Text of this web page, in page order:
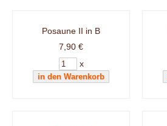
Posaune II in B
7,90 €
x